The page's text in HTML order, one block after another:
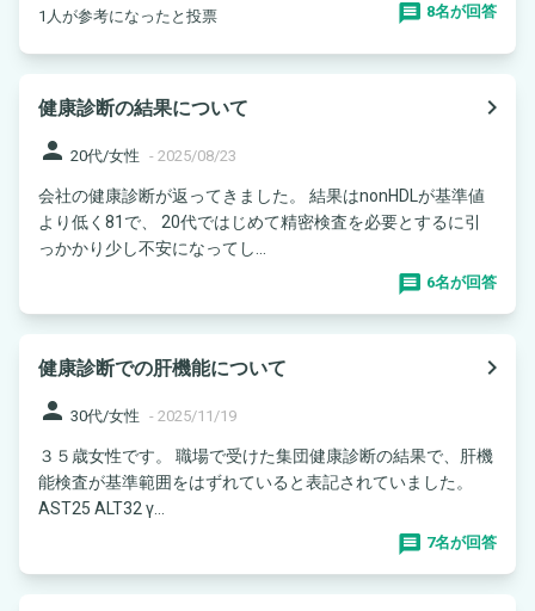
1人が参考になったと投票 8名が回答
健康診断の結果について
navigate_next
person 20代/女性 - 2025/08/23
会社の健康診断が返ってきました。 結果はnonHDLが基準値
より低く81で、 20代ではじめて精密検査を必要とするに引
っかかり少し不安になってし...
6名が回答
健康診断での肝機能について
navigate_next
person 30代/女性 - 2025/11/19
３５歳女性です。 職場で受けた集団健康診断の結果で、肝機
能検査が基準範囲をはずれていると表記されていました。
AST25 ALT32 γ...
7名が回答